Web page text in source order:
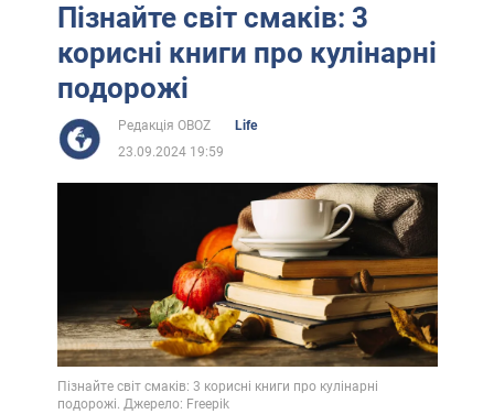
Пізнайте світ смаків: 3
корисні книги про кулінарні
подорожі
Редакція OBOZ
Life
23.09.2024 19:59
Пізнайте світ смаків: 3 корисні книги про кулінарні
подорожі. Джерело: Freepik